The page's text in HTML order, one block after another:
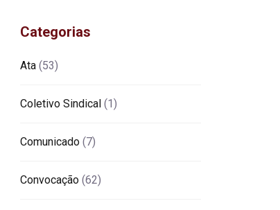
Categorias
Ata (53)
Coletivo Sindical (1)
Comunicado (7)
Convocação (62)